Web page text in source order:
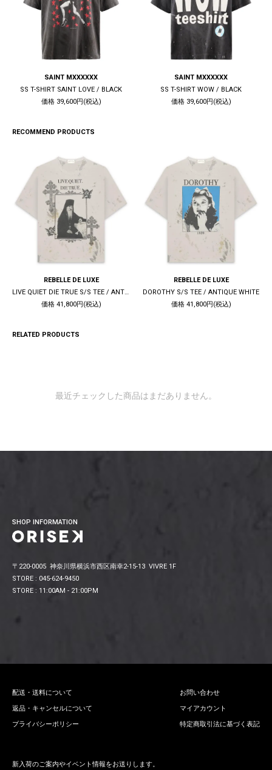
SAINT MXXXXXX
SS T-SHIRT SAINT LOVE / BLACK
価格 39,600円(税込)
SAINT MXXXXXX
SS T-SHIRT WOW / BLACK
価格 39,600円(税込)
RECOMMEND PRODUCTS
REBELLE DE LUXE
LIVE QUIET DIE TRUE S/S TEE / ANTIQUE WHITE
価格 41,800円(税込)
REBELLE DE LUXE
DOROTHY S/S TEE / ANTIQUE WHITE
価格 41,800円(税込)
RELATED PRODUCTS
最近チェックした商品はまだありません。
SHOP INFORMATION
〒220-0005 神奈川県横浜市西区南幸2-15-13 VIVRE 1F
STORE : 045-624-9450
STORE : 11:00AM - 21:00PM
配送・送料について
返品・キャンセルについて
プライバシーポリシー
お問い合わせ
マイアカウント
特定商取引法に基づく表記
新入荷のご案内やイベント情報をお送りします。